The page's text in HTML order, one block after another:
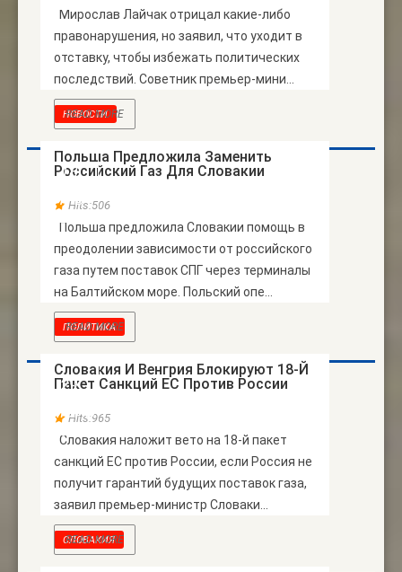
Мирослав Лайчак отрицал какие-либо
правонарушения, но заявил, что уходит в
отставку, чтобы избежать политических
последствий. Советник премьер-мини...
READ MORE
Польша Предложила Заменить
Российский Газ Для Словакии
Hits:506
НОВОСТИ
Польша предложила Словакии помощь в
преодолении зависимости от российского
газа путем поставок СПГ через терминалы
на Балтийском море. Польский опе...
18
ЯНВ
READ MORE
Словакия И Венгрия Блокируют 18-Й
Пакет Санкций ЕС Против России
Hits:965
ПОЛИТИКА
Словакия наложит вето на 18-й пакет
санкций ЕС против России, если Россия не
получит гарантий будущих поставок газа,
заявил премьер-министр Словаки...
29
ИЮНЬ
READ MORE
СЛОВАКИЯ